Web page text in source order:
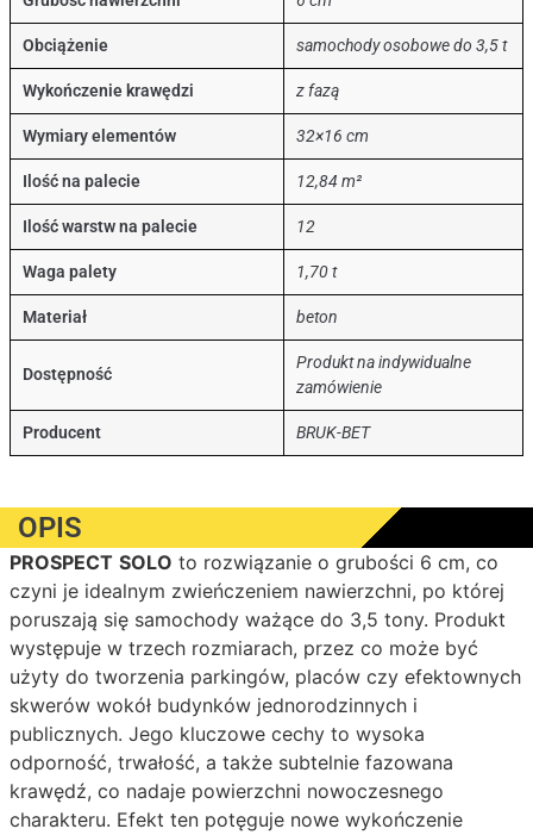
Obciążenie samochody osobowe do 3,5 t
Wykończenie krawędzi z fazą
Wymiary elementów 32×16 cm
Ilość na palecie 12,84 m²
Ilość warstw na palecie 12
Waga palety 1,70 t
Materiał beton
Dostępność
Produkt na indywidualne
zamówienie
Producent BRUK-BET
OPIS
PROSPECT SOLO to rozwiązanie o grubości 6 cm, co
czyni je idealnym zwieńczeniem nawierzchni, po której
poruszają się samochody ważące do 3,5 tony. Produkt
występuje w trzech rozmiarach, przez co może być
użyty do tworzenia parkingów, placów czy efektownych
skwerów wokół budynków jednorodzinnych i
publicznych. Jego kluczowe cechy to wysoka
odporność, trwałość, a także subtelnie fazowana
krawędź, co nadaje powierzchni nowoczesnego
charakteru. Efekt ten potęguje nowe wykończenie